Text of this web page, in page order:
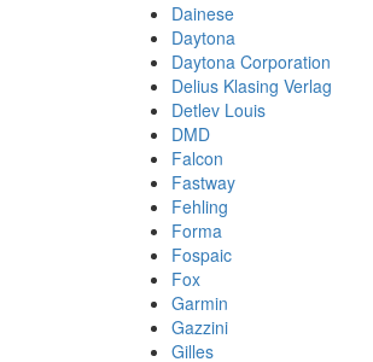
Dainese
Daytona
Daytona Corporation
Delius Klasing Verlag
Detlev Louis
DMD
Falcon
Fastway
Fehling
Forma
Fospaic
Fox
Garmin
Gazzini
Gilles